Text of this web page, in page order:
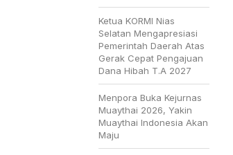
Ketua KORMI Nias
Selatan Mengapresiasi
Pemerintah Daerah Atas
Gerak Cepat Pengajuan
Dana Hibah T.A 2027
Menpora Buka Kejurnas
Muaythai 2026, Yakin
Muaythai Indonesia Akan
Maju